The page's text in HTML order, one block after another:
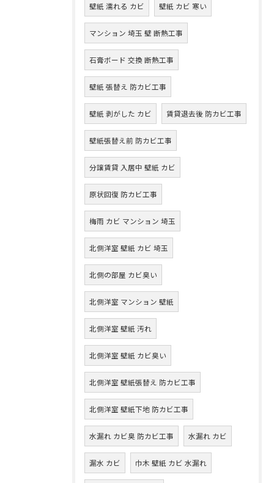
壁紙 濡れる カビ 壁紙 カビ 寒い
マンション 埼玉 壁 断熱工事
石膏ボード 交換 断熱工事
壁紙 張替え 防カビ工事
壁紙 剥がした カビ 賃貸退去後 防カビ工事
壁紙張替え前 防カビ工事
分譲賃貸 入居中 壁紙 カビ
原状回復 防カビ工事
梅雨 カビ マンション 埼玉
北側洋室 壁紙 カビ 埼玉
北側の部屋 カビ臭い
北側洋室 マンション 壁紙
北側洋室 壁紙 汚れ
北側洋室 壁紙 カビ臭い
北側洋室 壁紙張替え 防カビ工事
北側洋室 壁紙下地 防カビ工事
水漏れ カビ臭 防カビ工事 水漏れ カビ
漏水 カビ 巾木 壁紙 カビ 水漏れ